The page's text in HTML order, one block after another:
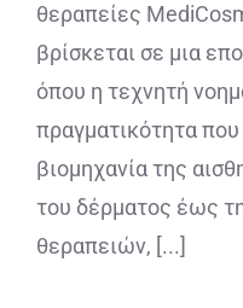
θεραπείες
βρίσκεται σε μια
όπου η τεχνητή
πραγματικότητα
βιομηχανία της
του δέρματος έως
θεραπειών, [...]